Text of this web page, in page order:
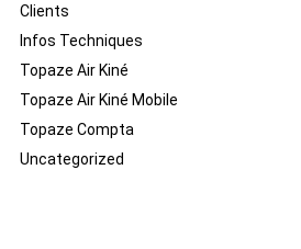
Clients
Infos Techniques
Topaze Air Kiné
Topaze Air Kiné Mobile
Topaze Compta
Uncategorized